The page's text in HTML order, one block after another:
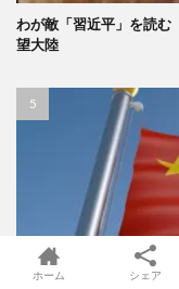
わが敵「習近平」を読
望大陸
ホーム シェア